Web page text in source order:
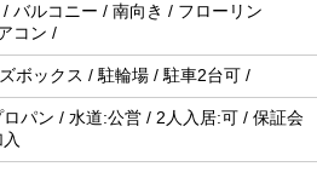
バルコニー / 南向き / フローリン
コン /
ボックス / 駐輪場 / 駐車2台可 /
ロパン / 水道:公営 / 2人入居:可 / 保証会